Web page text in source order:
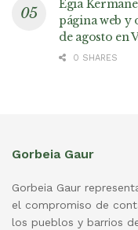
Egia
página web y
de agosto en
0 SHARES
Gorbeia Gaur
Gorbeia Gaur
el compromiso de
los pueblos y barrios